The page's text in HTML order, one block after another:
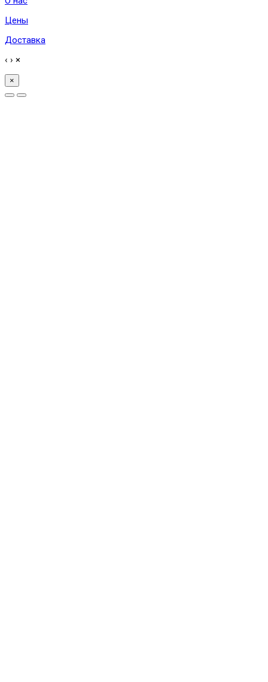
Цены
Доставка
‹ › ×
×